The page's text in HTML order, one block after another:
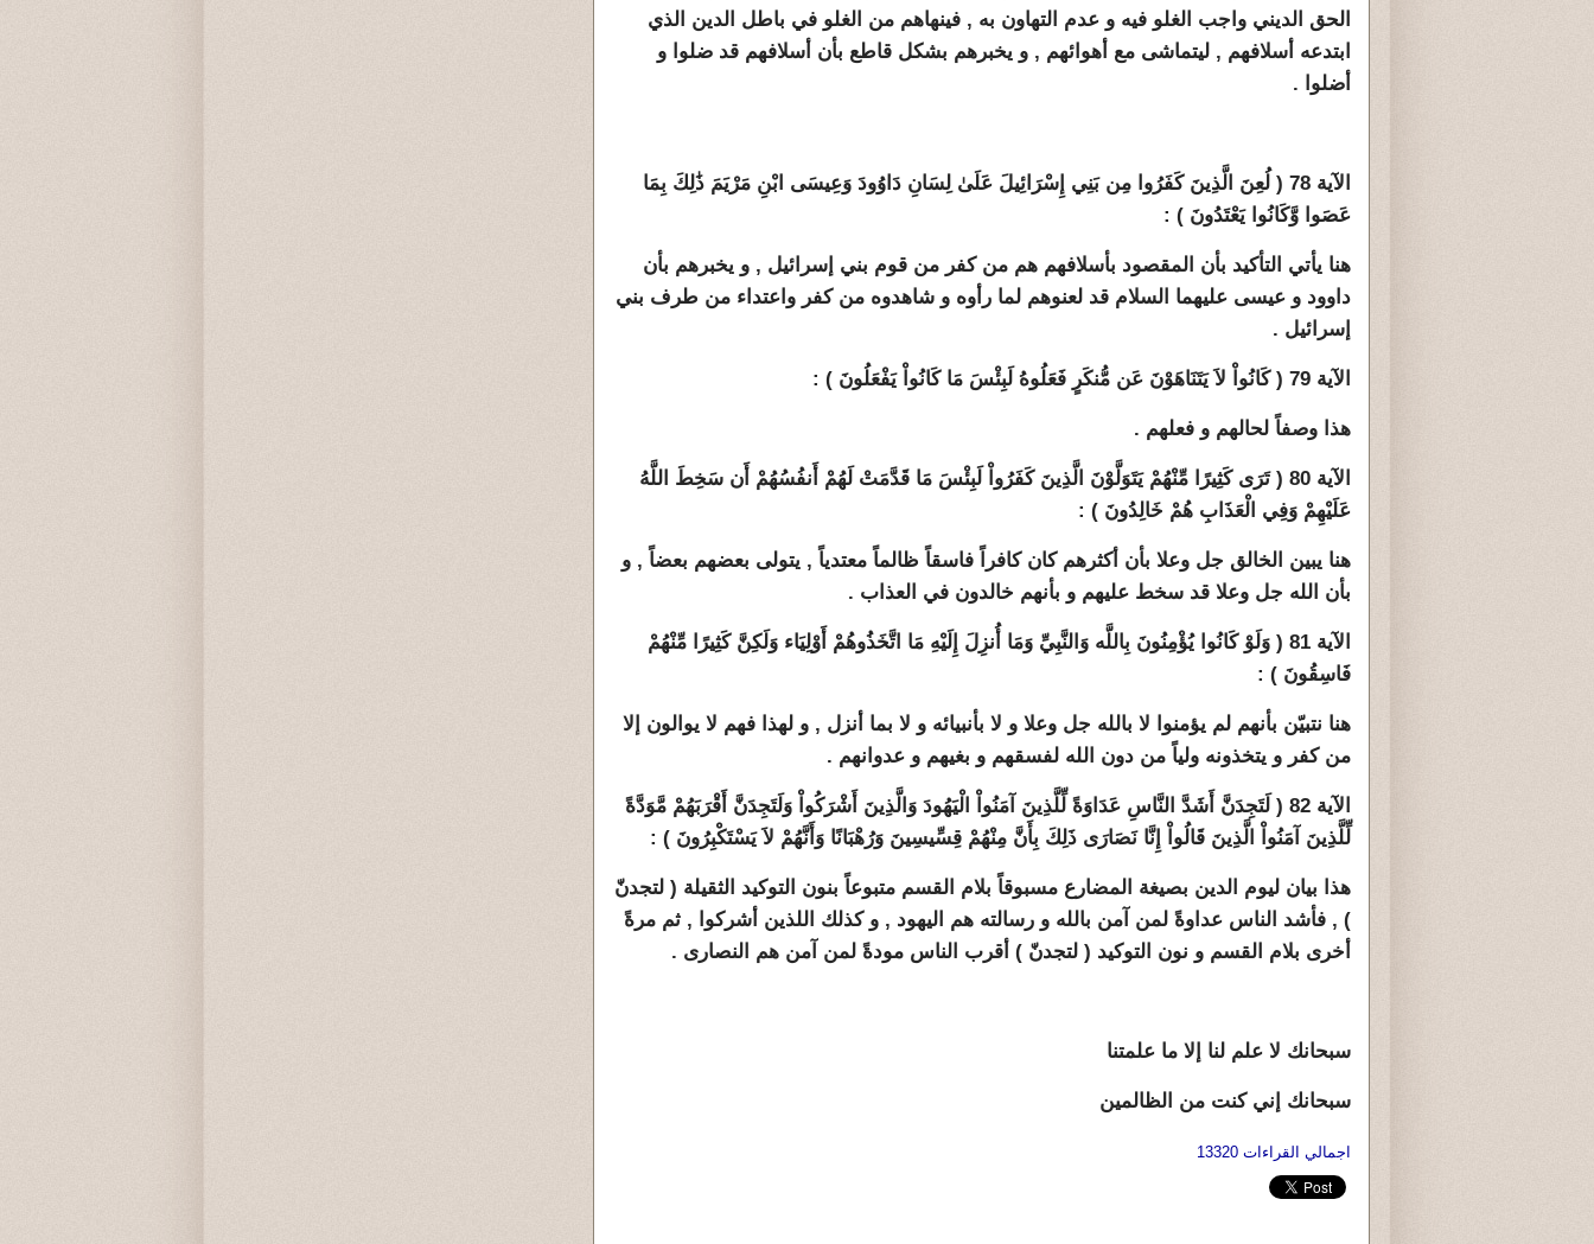
الحق الديني واجب الغلو فيه و عدم التهاون به , فينهاهم من الغلو في باطل الدين الذي
ابتدعه أسلافهم , ليتماشى مع أهوائهم , و يخبرهم بشكل قاطع بأن أسلافهم قد ضلوا و
أضلوا .
الآية 78 ( لُعِنَ الَّذِينَ كَفَرُوا مِن بَنِي إِسْرَائِيلَ عَلَىٰ لِسَانِ دَاوُودَ وَعِيسَى ابْنِ مَرْيَمَ ذَٰلِكَ بِمَا
عَصَوا وَّكَانُوا يَعْتَدُونَ ) :
هنا يأتي التأكيد بأن المقصود بأسلافهم هم من كفر من قوم بني إسرائيل , و يخبرهم بأن
داوود و عيسى عليهما السلام قد لعنوهم لما رأوه و شاهدوه من كفر واعتداء من طرف بني
إسرائيل .
الآية 79 ( كَانُواْ لاَ يَتَنَاهَوْنَ عَن مُّنكَرٍ فَعَلُوهُ لَبِئْسَ مَا كَانُواْ يَفْعَلُونَ ) :
هذا وصفاً لحالهم و فعلهم .
الآية 80 ( تَرَى كَثِيرًا مِّنْهُمْ يَتَوَلَّوْنَ الَّذِينَ كَفَرُواْ لَبِئْسَ مَا قَدَّمَتْ لَهُمْ أَنفُسُهُمْ أَن سَخِطَ اللَّهُ
عَلَيْهِمْ وَفِي الْعَذَابِ هُمْ خَالِدُونَ ) :
هنا يبين الخالق جل وعلا بأن أكثرهم كان كافراً فاسقاً ظالماً معتدياً , يتولى بعضهم بعضاً , و
بأن الله جل وعلا قد سخط عليهم و بأنهم خالدون في العذاب .
الآية 81 ( وَلَوْ كَانُوا يُؤْمِنُونَ بِاللَّه وَالنَّبِيِّ وَمَا أُنزِلَ إِلَيْهِ مَا اتَّخَذُوهُمْ أَوْلِيَاء وَلَكِنَّ كَثِيرًا مِّنْهُمْ
فَاسِقُونَ ) :
هنا نتبيّن بأنهم لم يؤمنوا لا بالله جل وعلا و لا بأنبيائه و لا بما أنزل , و لهذا فهم لا يوالون إلا
من كفر و يتخذونه ولياً من دون الله لفسقهم و بغيهم و عدوانهم .
الآية 82 ( لَتَجِدَنَّ أَشَدَّ النَّاسِ عَدَاوَةً لِّلَّذِينَ آمَنُواْ الْيَهُودَ وَالَّذِينَ أَشْرَكُواْ وَلَتَجِدَنَّ أَقْرَبَهُمْ مَّوَدَّةً
لِّلَّذِينَ آمَنُواْ الَّذِينَ قَالُواْ إِنَّا نَصَارَى ذَلِكَ بِأَنَّ مِنْهُمْ قِسِّيسِينَ وَرُهْبَانًا وَأَنَّهُمْ لاَ يَسْتَكْبِرُونَ ) :
هذا بيان ليوم الدين بصيغة المضارع مسبوقاً بلام القسم متبوعاً بنون التوكيد الثقيلة ( لتجدنّ
) , فأشد الناس عداوةً لمن آمن بالله و رسالته هم اليهود , و كذلك اللذين أشركوا , ثم مرةً
أخرى بلام القسم و نون التوكيد ( لتجدنّ ) أقرب الناس مودةً لمن آمن هم النصارى .
سبحانك لا علم لنا إلا ما علمتنا
سبحانك إني كنت من الظالمين
اجمالي القراءات 13320